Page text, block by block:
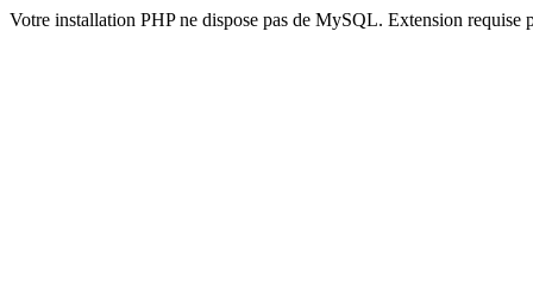
Votre installation PHP ne dispose pas de MySQL. Extension requise